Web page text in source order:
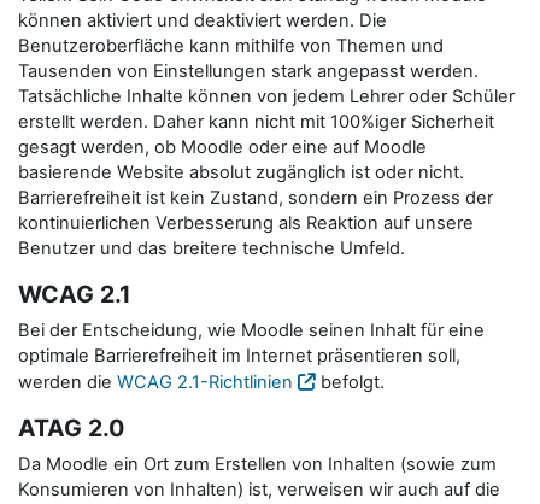
können aktiviert und deaktiviert werden. Die
Benutzeroberfläche kann mithilfe von Themen und
Tausenden von Einstellungen stark angepasst werden.
Tatsächliche Inhalte können von jedem Lehrer oder Schüler
erstellt werden. Daher kann nicht mit 100%iger Sicherheit
gesagt werden, ob Moodle oder eine auf Moodle
basierende Website absolut zugänglich ist oder nicht.
Barrierefreiheit ist kein Zustand, sondern ein Prozess der
kontinuierlichen Verbesserung als Reaktion auf unsere
Benutzer und das breitere technische Umfeld.
WCAG 2.1
Bei der Entscheidung, wie Moodle seinen Inhalt für eine
optimale Barrierefreiheit im Internet präsentieren soll,
werden die WCAG 2.1-Richtlinien befolgt.
ATAG 2.0
Da Moodle ein Ort zum Erstellen von Inhalten (sowie zum
Konsumieren von Inhalten) ist, verweisen wir auch auf die